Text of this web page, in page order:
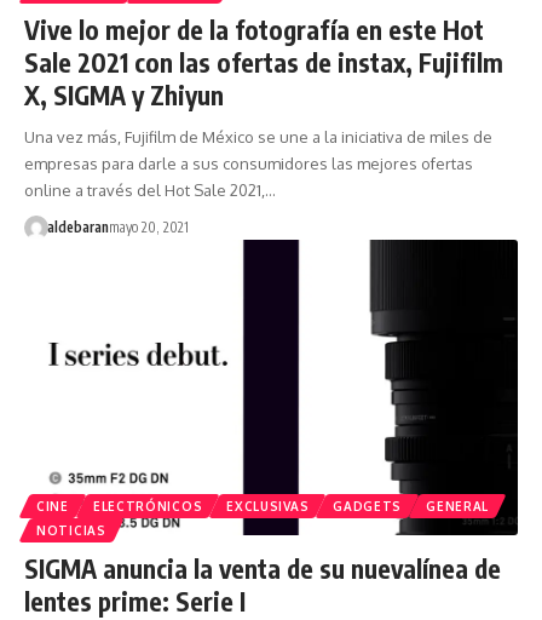
Vive lo mejor de la fotografía en este Hot
Sale 2021 con las ofertas de instax, Fujifilm
X, SIGMA y Zhiyun
Una vez más, Fujifilm de México se une a la iniciativa de miles de
empresas para darle a sus consumidores las mejores ofertas
online a través del Hot Sale 2021,…
aldebaranmayo 20, 2021
CINE ELECTRÓNICOS EXCLUSIVAS GADGETS
GENERAL
NOTICIAS
SIGMA anuncia la venta de su nuevalínea de
lentes prime: Serie I